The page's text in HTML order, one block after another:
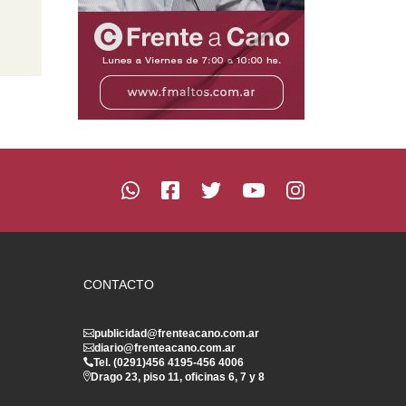
CONTACTO
publicidad@frenteacano.com.ar
diario@frenteacano.com.ar
Tel. (0291)456 4195-456 4006
Drago 23, piso 11, oficinas 6, 7 y 8